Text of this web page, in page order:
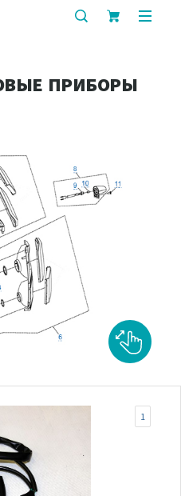
показать
поиска
ПРИБОРЫ
1